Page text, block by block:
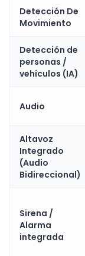
Detección De
Movimiento
Detección de
personas /
vehículos (IA)
Audio
Altavoz
Integrado
(Audio
Bidireccional)
Sirena /
Alarma
integrada